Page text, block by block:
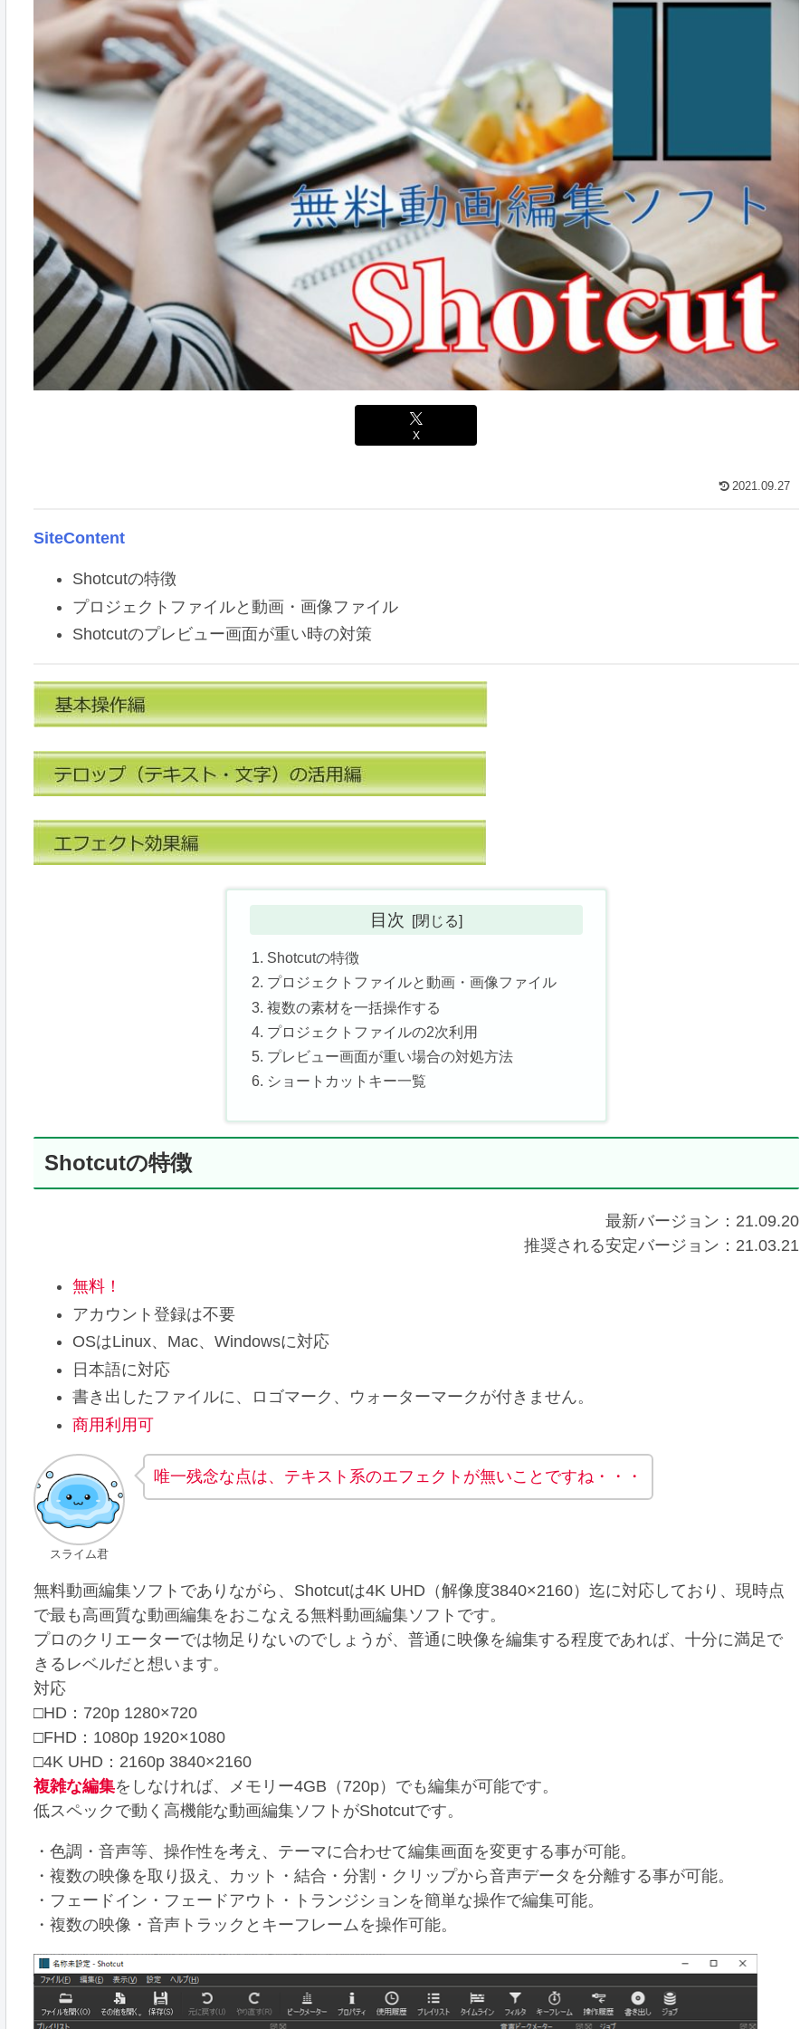
X
2021.09.27
SiteContent
Shotcutの特徴
プロジェクトファイルと動画・画像ファイル
Shotcutのプレビュー画面が重い時の対策
目次
Shotcutの特徴
プロジェクトファイルと動画・画像ファイル
複数の素材を一括操作する
プロジェクトファイルの2次利用
プレビュー画面が重い場合の対処方法
ショートカットキー一覧
Shotcutの特徴
最新バージョン：21.09.20
推奨される安定バージョン：21.03.21
無料！
アカウント登録は不要
OSはLinux、Mac、Windowsに対応
日本語に対応
書き出したファイルに、ロゴマーク、ウォーターマークが付きません。
商用利用可
スライム君
唯一残念な点は、テキスト系のエフェクトが無いことですね・・・
無料動画編集ソフトでありながら、Shotcutは4K UHD（解像度3840×2160）迄に対応しており、現時点
で最も高画質な動画編集をおこなえる無料動画編集ソフトです。
プロのクリエーターでは物足りないのでしょうが、普通に映像を編集する程度であれば、十分に満足で
きるレベルだと想います。
対応
□HD：720p 1280×720
□FHD：1080p 1920×1080
□4K UHD：2160p 3840×2160
複雑な編集をしなければ、メモリー4GB（720p）でも編集が可能です。
低スペックで動く高機能な動画編集ソフトがShotcutです。
・色調・音声等、操作性を考え、テーマに合わせて編集画面を変更する事が可能。
・複数の映像を取り扱え、カット・結合・分割・クリップから音声データを分離する事が可能。
・フェードイン・フェードアウト・トランジションを簡単な操作で編集可能。
・複数の映像・音声トラックとキーフレームを操作可能。